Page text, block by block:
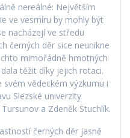
nereálné: Největším
ve vesmíru by mohly být
nacházejí ve středu
černých děr sice neunikne
mimořádně hmotných
těžit díky jejich rotaci.
vědeckém výzkumu i
Slezské univerzity
a Zdeněk Stuchlík.
černých děr jasně